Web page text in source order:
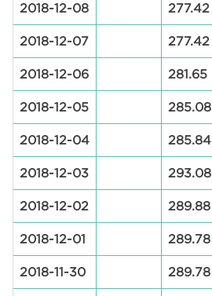
2018-12-08 277.42
2018-12-07 277.42
2018-12-06 281.65
2018-12-05 285.08
2018-12-04 285.84
2018-12-03 293.08
2018-12-02 289.88
2018-12-01 289.78
2018-11-30 289.78